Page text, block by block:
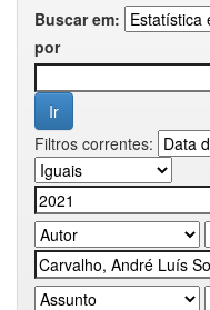
Buscar em:
por
Filtros correntes: